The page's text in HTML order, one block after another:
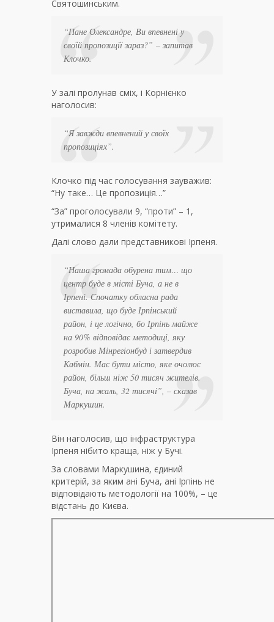
Святошинським.
“Пане Олександре, Ви впевнені у
своїй пропозиції зараз?” – запитав
Клочко.
У залі пролунав сміх, і Корнієнко
наголосив:
“Я завжди впевнений у своїх
пропозиціях”.
Клочко під час голосування зауважив:
“Ну таке… Це пропозиція…”
“За” проголосували 9, “проти” – 1,
утрималися 8 членів комітету.
Далі слово дали представникові Ірпеня.
“Наша громада обурена тим… що
центр буде в місті Буча, а не в
Ірпені. Спочатку обласна рада
виставила, що буде Ірпінський
район, і це логічно, бо Ірпінь майже
на 90% відповідає методиці, яку
розробив Мінрегіонбуд і затвердив
Кабмін. Має бути місто, яке очолює
район, більш ніж 50 тисяч жителів.
Буча, на жаль, 32 тисячі”, – сказав
Маркушин.
Він наголосив, що інфраструктура
Ірпеня нібито краща, ніж у Бучі.
За словами Маркушина, єдиний
критерій, за яким ані Буча, ані Ірпінь не
відповідають методології на 100%, – це
відстань до Києва.